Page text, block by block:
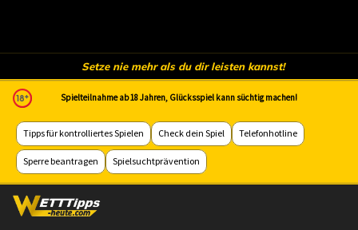
Setze nie mehr als du dir leisten kannst!
Spielteilnahme ab 18 Jahren, Glücksspiel kann süchtig machen!
Tipps für kontrolliertes Spielen Check dein Spiel Telefonhotline
Sperre beantragen Spielsuchtprävention